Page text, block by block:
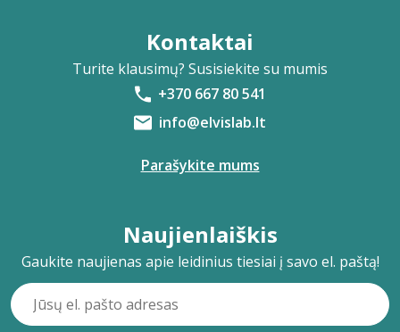
Kontaktai
Turite klausimų? Susisiekite su mumis
+370 667 80 541
info@elvislab.lt
Parašykite mums
Naujienlaiškis
Gaukite naujienas apie leidinius tiesiai į savo el. paštą!